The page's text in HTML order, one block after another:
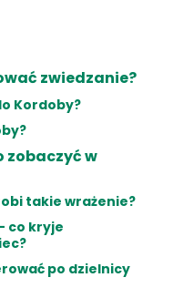
zwiedzanie?
Kordoby?
zobaczyć w
takie wrażenie?
co kryje
po dzielnicy